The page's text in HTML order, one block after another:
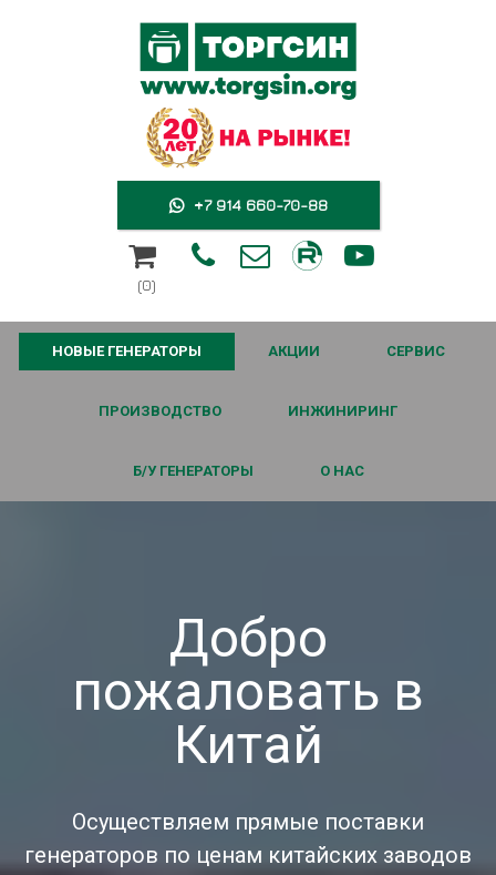
 +7 914 660-70-88

(0)
  
НОВЫЕ ГЕНЕРАТОРЫ АКЦИИ СЕРВИС
ПРОИЗВОДСТВО ИНЖИНИРИНГ
Б/У ГЕНЕРАТОРЫ О НАС
Добро
пожаловать в
Китай
Осуществляем прямые поставки
генераторов по ценам китайских заводов